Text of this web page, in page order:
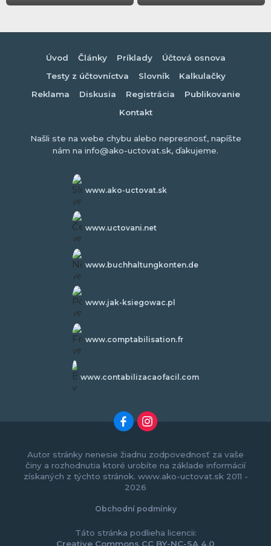
Úvod Články Príklady
Účtová osnova
Testy z účtovníctva
Slovník
Kalkulačky
Reklama
Diskusia Registrácia
Publikovanie
Kontakt
Našli ste na webe chybu alebo nepresnosť, napíšte
nám na info@ako-uctovat.sk, ďakujeme.
www.ako-uctovat.sk
www.uctovani.net
www.buchhaltungkonten.de
www.jak-ksiegowac.pl
www.comptabilisation.fr
www.contabilizacaofacil.com
Autor stránky nenesie žiadnu zodpovednosť za vaše
činy a rozhodnutia ktoré urobíte na základe informácií
získaných z týchto stránok. www.ako-uctovat.sk 2011 -
2026
Obchodní podmínky
Táto stránka podlieha licencii:
Creative Commons CC BY-NC-SA 4.0